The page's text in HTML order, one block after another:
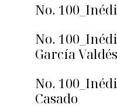
No.
No.
García Valdés
No.
Casado